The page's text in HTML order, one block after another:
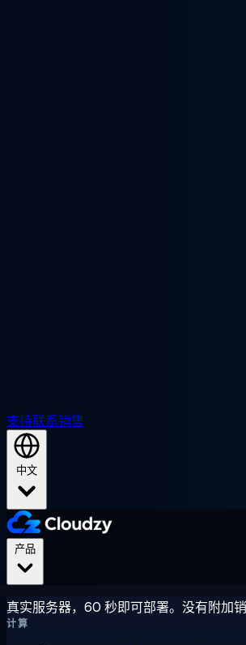
支持联系销售
中文
真实服务器，60 秒即可部署。没有附加销
计算